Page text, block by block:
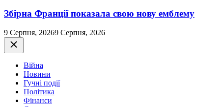
Збірна Франції показала свою нову емблему
9 Серпня, 20269 Серпня, 2026
Закрити
Війна
Новини
Гучні події
Політика
Фінанси